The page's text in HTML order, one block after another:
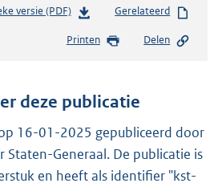
versie (PDF)b
s
d
s
r
o
Gerelateerd
Printen Delen
deze publicatie
16-01-2025 gepubliceerd door
Staten-Generaal. De publicatie is
en heeft als identifier "kst-